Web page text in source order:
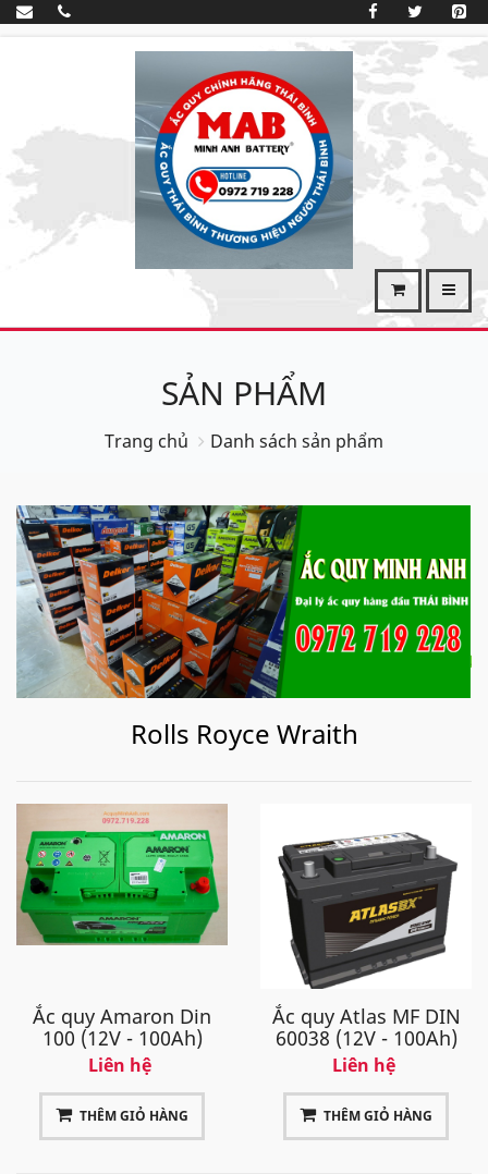
SẢN PHẨM
Trang chủ Danh sách sản phẩm
Rolls Royce Wraith
Ắc quy Amaron Din
100 (12V - 100Ah)
Liên hệ
THÊM GIỎ HÀNG
Ắc quy Atlas MF DIN
60038 (12V - 100Ah)
Liên hệ
THÊM GIỎ HÀNG